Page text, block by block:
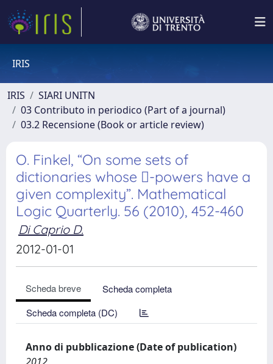
IRIS
IRIS
SIARI UNITN
03 Contributo in periodico (Part of a journal)
03.2 Recensione (Book or article review)
O. Finkel, “On some sets of
dictionaries whose -powers have a
given complexity”. Mathematical
Logic Quarterly. 56 (2010), 452-460
Di Caprio D.
2012-01-01
Scheda breve
Scheda completa
Scheda completa (DC)
Anno di pubblicazione (Date of publication)